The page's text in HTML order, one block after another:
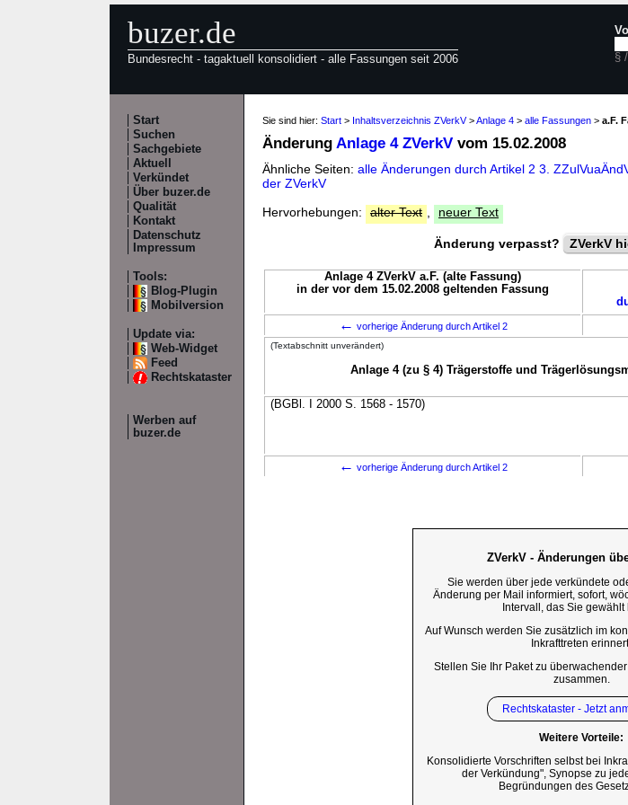
buzer.de
Bundesrecht - tagaktuell konsolidiert - alle Fassungen seit 2006 §
Start
Suchen
Sachgebiete
Aktuell
Verkündet
Über buzer.de
Qualität
Kontakt
Datenschutz
Impressum
Tools:
Blog-Plugin
Mobilversion
Update via:
Web-Widget
Feed
Rechtskataster
Werben auf
buzer.de
Sie sind hier: Start > Inhaltsverzeichnis ZVerkV>Anlage 4 > alle Fassungen > a.F.
Änderung Anlage 4 ZVerkV vom 15.02.2008
Ähnliche Seiten: alle Änderungen durch Artikel 2 3.
der ZVerkV
Hervorhebungen:
alter Text neuer Text
Änderung verpasst? ZVerkV
Anlage 4 ZVerkV a.F. (alte Fassung)
in der vor dem 15.02.2008 geltenden Fassung
← vorherige Änderung durch Artikel 2
(Textabschnitt unverändert)
Anlage 4 (zu § 4) Trägerstoffe und
(BGBl. I 2000 S. 1568 - 1570)
← vorherige Änderung durch Artikel 2
ZVerkV - Änderungen
Sie werden über jede verkündete
Änderung per Mail informiert, sofort,
Intervall, das Sie gewählt
Auf Wunsch werden Sie zusätzlich im
Inkrafttreten
Stellen Sie Ihr Paket zu
zusammen.
Rechtskataster - Jetzt
Weitere Vorteile:
Konsolidierte Vorschriften selbst bei
der Verkündung", Synopse zu
Begründungen des